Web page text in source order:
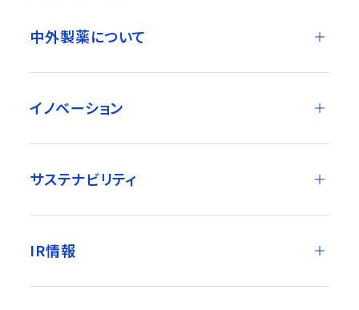
中外製薬について
イノベーション
サステナビリティ
IR情報